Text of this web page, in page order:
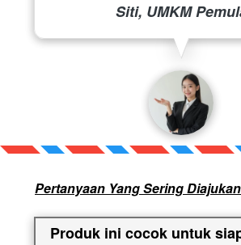
Siti, UMKM
Pertanyaan Yang Sering
Produk ini cocok untuk